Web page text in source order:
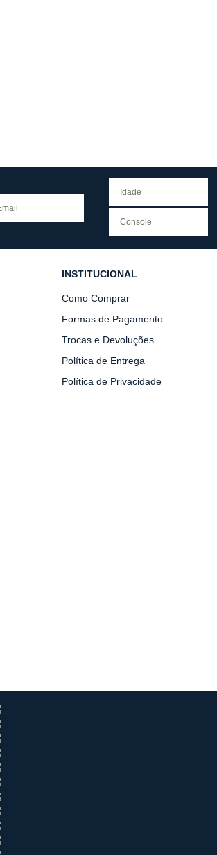
INSTITUCIONAL
Como Comprar
Formas de Pagamento
Trocas e Devoluções
Política de Entrega
Política de Privacidade